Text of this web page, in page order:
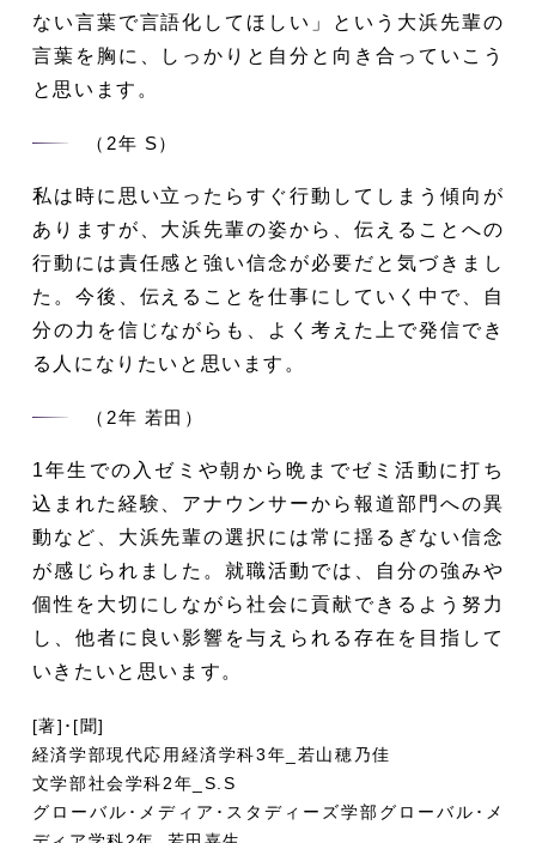
ない言葉で言語化してほしい」という大浜先輩の
言葉を胸に、しっかりと自分と向き合っていこう
と思います。
（2年 S）
私は時に思い立ったらすぐ行動してしまう傾向が
ありますが、大浜先輩の姿から、伝えることへの
行動には責任感と強い信念が必要だと気づきまし
た。今後、伝えることを仕事にしていく中で、自
分の力を信じながらも、よく考えた上で発信でき
る人になりたいと思います。
（2年 若田）
1年生での入ゼミや朝から晩までゼミ活動に打ち
込まれた経験、アナウンサーから報道部門への異
動など、大浜先輩の選択には常に揺るぎない信念
が感じられました。就職活動では、自分の強みや
個性を大切にしながら社会に貢献できるよう努力
し、他者に良い影響を与えられる存在を目指して
いきたいと思います。
[著]･[聞]
経済学部現代応用経済学科3年_若山穂乃佳
文学部社会学科2年_S.S
グローバル･メディア･スタディーズ学部グローバル･メ